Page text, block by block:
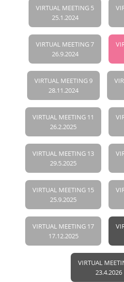
VIRTUAL MEETING 5
25.1.2024
VIRTUAL MEETING 7
26.9.2024
VIRTUAL MEETING 9
28.11.2024
VIRTUAL MEETING 11
26.2.2025
VIRTUAL MEETING 13
29.5.2025
VIRTUAL MEETING 15
25.9.2025
VIRTUAL MEETING 17
17.12.2025
VIRTUAL
23.4.2026